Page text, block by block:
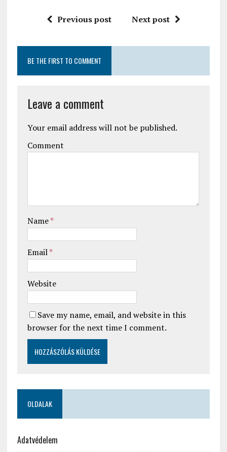
Previous post Next post
BE THE FIRST TO COMMENT
Leave a comment
Your email address will not be published.
Comment
Name*
Email*
Website
Save my name, email, and website in this
browser for the next time I comment.
OLDALAK
Adatvédelem